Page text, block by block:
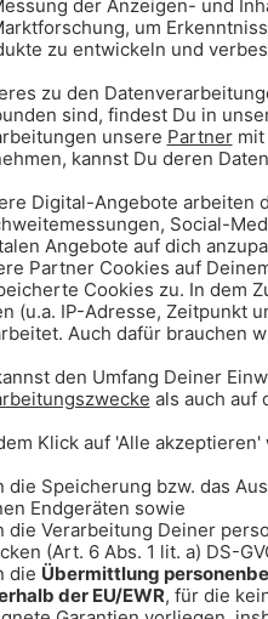
Menschenleben
an:
gebildet: